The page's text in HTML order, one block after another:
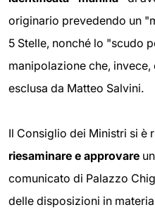
originario prevedendo un
5 Stelle, nonché lo "scudo
manipolazione che,
esclusa da Matteo Salvini.
Il Consiglio dei Ministri si è
riesaminare e approvare
comunicato di Palazzo
delle disposizioni in